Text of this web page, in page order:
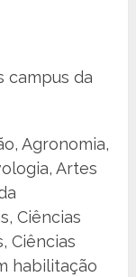
campus da
Agronomia,
Artes
Ciências
Ciências
habilitação